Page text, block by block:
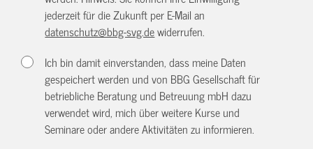
jederzeit für die Zukunft per E-Mail an
datenschutz@bbg-svg.dewiderrufen.
Ich bin damit einverstanden, dass meine Daten
gespeichert werden und von BBG Gesellschaft für
betriebliche Beratung und Betreuung mbH dazu
verwendet wird, mich über weitere Kurse und
Seminare oder andere Aktivitäten zu informieren.